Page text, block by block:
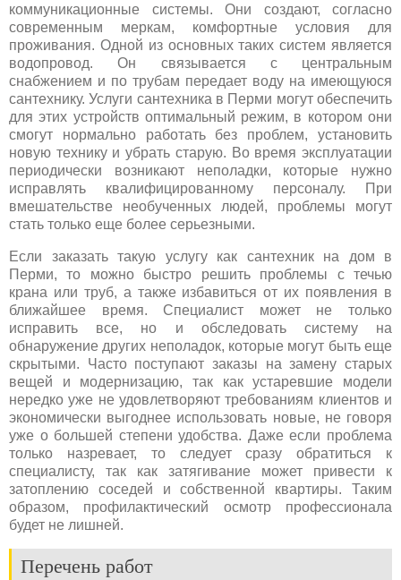
коммуникационные системы. Они создают, согласно
современным меркам, комфортные условия для
проживания. Одной из основных таких систем является
водопровод. Он связывается с центральным
снабжением и по трубам передает воду на имеющуюся
сантехнику. Услуги сантехника в Перми могут обеспечить
для этих устройств оптимальный режим, в котором они
смогут нормально работать без проблем, установить
новую технику и убрать старую. Во время эксплуатации
периодически возникают неполадки, которые нужно
исправлять квалифицированному персоналу. При
вмешательстве необученных людей, проблемы могут
стать только еще более серьезными.
Если заказать такую услугу как сантехник на дом в
Перми, то можно быстро решить проблемы с течью
крана или труб, а также избавиться от их появления в
ближайшее время. Специалист может не только
исправить все, но и обследовать систему на
обнаружение других неполадок, которые могут быть еще
скрытыми. Часто поступают заказы на замену старых
вещей и модернизацию, так как устаревшие модели
нередко уже не удовлетворяют требованиям клиентов и
экономически выгоднее использовать новые, не говоря
уже о большей степени удобства. Даже если проблема
только назревает, то следует сразу обратиться к
специалисту, так как затягивание может привести к
затоплению соседей и собственной квартиры. Таким
образом, профилактический осмотр профессионала
будет не лишней.
Перечень работ